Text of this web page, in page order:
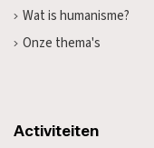
Wat is humanisme?
Onze thema's
Activiteiten